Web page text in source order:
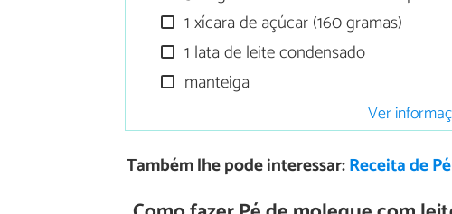
1 xícara de açúcar (160 gramas)
1 lata de leite condensado
manteiga
Ver
Também lhe pode interessar:Receita de